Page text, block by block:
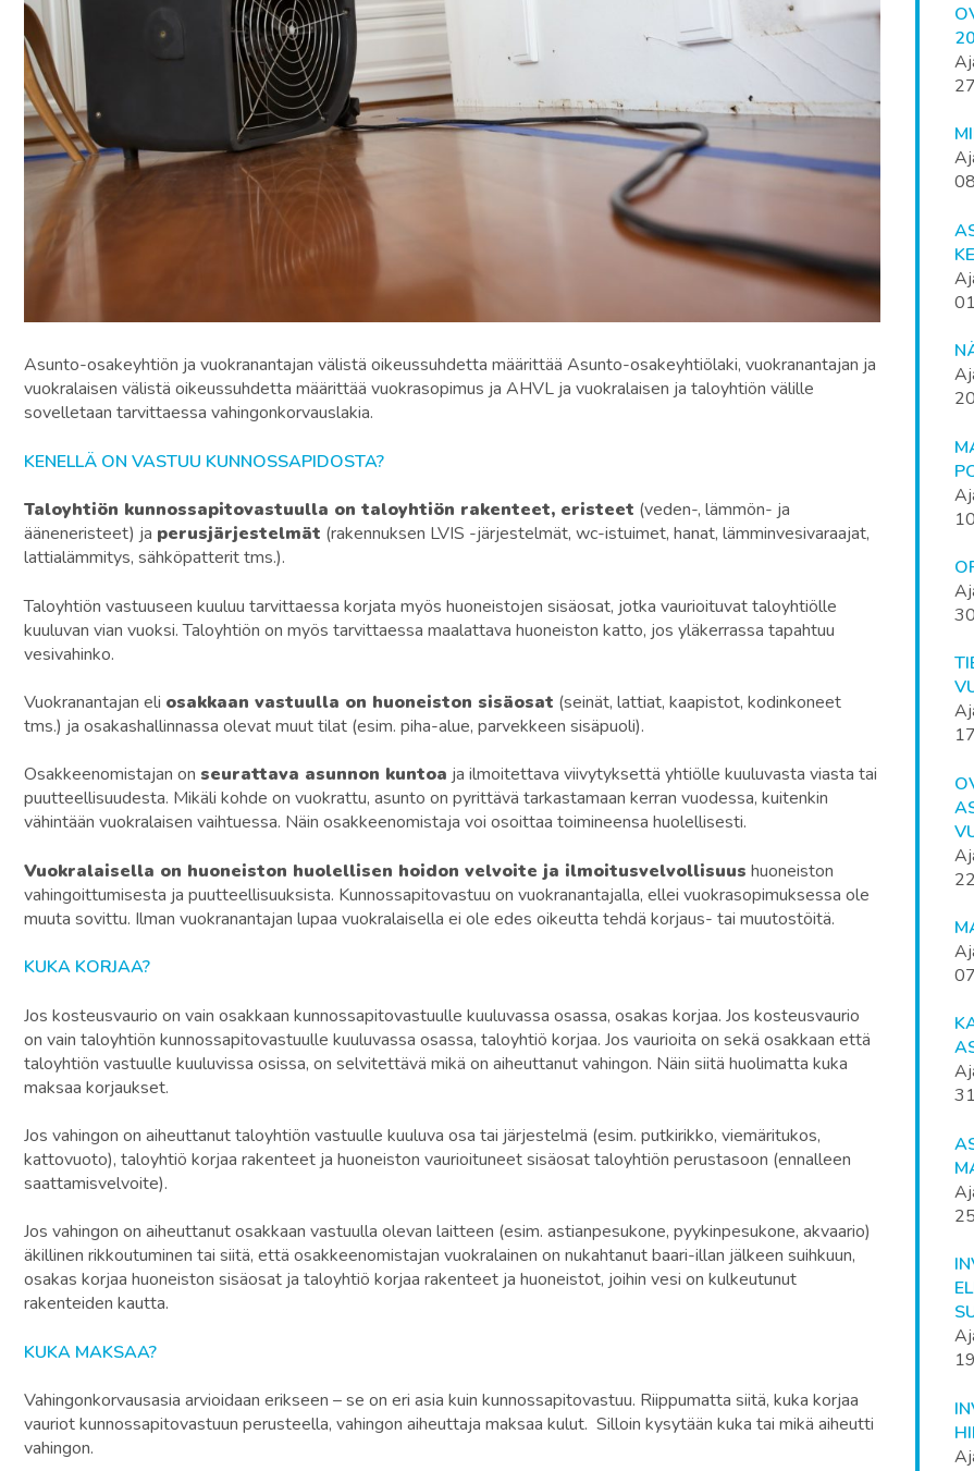
Asunto-osakeyhtiön ja vuokranantajan välistä oikeussuhdetta määrittää Asunto-osakeyhtiölaki, vuokranantajan ja
vuokralaisen välistä oikeussuhdetta määrittää vuokrasopimus ja AHVL ja vuokralaisen ja taloyhtiön välille
sovelletaan tarvittaessa vahingonkorvauslakia.
KENELLÄ ON VASTUU KUNNOSSAPIDOSTA?
Taloyhtiön kunnossapitovastuulla on taloyhtiön rakenteet, eristeet (veden-, lämmön- ja
ääneneristeet) ja perusjärjestelmät (rakennuksen LVIS -järjestelmät, wc-istuimet, hanat, lämminvesivaraajat,
lattialämmitys, sähköpatterit tms.).
Taloyhtiön vastuuseen kuuluu tarvittaessa korjata myös huoneistojen sisäosat, jotka vaurioituvat taloyhtiölle
kuuluvan vian vuoksi. Taloyhtiön on myös tarvittaessa maalattava huoneiston katto, jos yläkerrassa tapahtuu
vesivahinko.
Vuokranantajan eli osakkaan vastuulla on huoneiston sisäosat (seinät, lattiat, kaapistot, kodinkoneet
tms.) ja osakashallinnassa olevat muut tilat (esim. piha-alue, parvekkeen sisäpuoli).
Osakkeenomistajan on seurattava asunnon kuntoa ja ilmoitettava viivytyksettä yhtiölle kuuluvasta viasta tai
puutteellisuudesta. Mikäli kohde on vuokrattu, asunto on pyrittävä tarkastamaan kerran vuodessa, kuitenkin
vähintään vuokralaisen vaihtuessa. Näin osakkeenomistaja voi osoittaa toimineensa huolellisesti.
Vuokralaisella on huoneiston huolellisen hoidon velvoite ja ilmoitusvelvollisuus huoneiston
vahingoittumisesta ja puutteellisuuksista. Kunnossapitovastuu on vuokranantajalla, ellei vuokrasopimuksessa ole
muuta sovittu. Ilman vuokranantajan lupaa vuokralaisella ei ole edes oikeutta tehdä korjaus- tai muutostöitä.
KUKA KORJAA?
Jos kosteusvaurio on vain osakkaan kunnossapitovastuulle kuuluvassa osassa, osakas korjaa. Jos kosteusvaurio
on vain taloyhtiön kunnossapitovastuulle kuuluvassa osassa, taloyhtiö korjaa. Jos vaurioita on sekä osakkaan että
taloyhtiön vastuulle kuuluvissa osissa, on selvitettävä mikä on aiheuttanut vahingon. Näin siitä huolimatta kuka
maksaa korjaukset.
Jos vahingon on aiheuttanut taloyhtiön vastuulle kuuluva osa tai järjestelmä (esim. putkirikko, viemäritukos,
kattovuoto), taloyhtiö korjaa rakenteet ja huoneiston vaurioituneet sisäosat taloyhtiön perustasoon (ennalleen
saattamisvelvoite).
Jos vahingon on aiheuttanut osakkaan vastuulla olevan laitteen (esim. astianpesukone, pyykinpesukone, akvaario)
äkillinen rikkoutuminen tai siitä, että osakkeenomistajan vuokralainen on nukahtanut baari-illan jälkeen suihkuun,
osakas korjaa huoneiston sisäosat ja taloyhtiö korjaa rakenteet ja huoneistot, joihin vesi on kulkeutunut
rakenteiden kautta.
KUKA MAKSAA?
Vahingonkorvausasia arvioidaan erikseen – se on eri asia kuin kunnossapitovastuu. Riippumatta siitä, kuka korjaa
vauriot kunnossapitovastuun perusteella, vahingon aiheuttaja maksaa kulut. Silloin kysytään kuka tai mikä aiheutti
vahingon.